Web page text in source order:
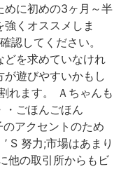
めに初めの3ヶ月～半
くオススメしま
認してください。
どを求めていなけれ
遊びやすいかもし
れます。 Ａちゃんも
・ごほんごほん
アクセントのため
S 努力;市場はあまり
他の取引所からもビ